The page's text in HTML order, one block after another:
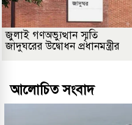
জুলাই গণঅভ্যুত্থান স্মৃতি
জাদুঘরের উদ্বোধন প্রধানমন্ত্রীর
আলোচিত সংবাদ